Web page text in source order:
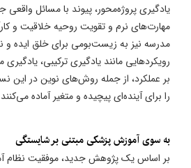
یادگیری پروژه‌محور، پیوند با مسائل
مهارت‌های نرم و تقویت روحیه خلاقیت و
مدرسه نیز به زیست‌بومی برای خلق ایده و
رویکردهایی مانند یادگیری ترکیبی، یادگیری
بر عملکرد، از جمله روش‌های نوین در این
را برای آینده‌ای پیچیده و متغیر آماده
به سوی آموزش پزشکی مبتنی بر شایستگی
بر اساس یک پژوهش جدید، موفقیت نظام